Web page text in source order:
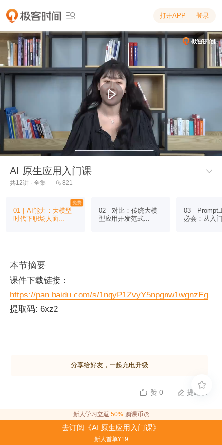
 打开APP 登录
AI 原生应用入门课 
共12讲 · 全集  821
免费
01｜AI能力：大模型
时代下职场人面...
02｜对比：传统大模
型应用开发范式...
03｜Prompt
必会：从入
本节摘要
课件下载链接：
https://pan.baidu.com/s/1nqyP1ZvyY5npgnw1wgnzEg
提取码: 6xz2
分享给好友，一起充电升级
 赞 0  提建议
新人学习立返 50% 购课币
去订阅《AI 原生应用入门课》
新人首单¥19
